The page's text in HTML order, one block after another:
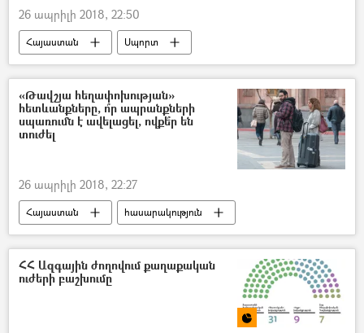
26 ապրիլի 2018, 22:50
Հայաստան Սպորտ
«Թավշյա հեղափոխության»
հետևանքները, ո՞ր ապրանքների
սպառումն է ավելացել, ովքե՞ր են
տուժել
26 ապրիլի 2018, 22:27
Հայաստան հասարակություն
ՀՀ Ազգային ժողովում քաղաքական
ուժերի բաշխումը